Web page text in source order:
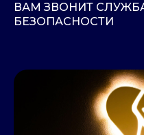
ВАМ ЗВОНИТ
БЕЗОПАСНОСТИ